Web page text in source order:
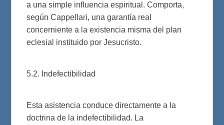
a una simple influencia espiritual. Comporta,
según Cappellari, una garantía real
concerniente a la existencia misma del plan
eclesial instituido por Jesucristo.
5.2. Indefectibilidad
Esta asistencia conduce directamente a la
doctrina de la indefectibilidad. La